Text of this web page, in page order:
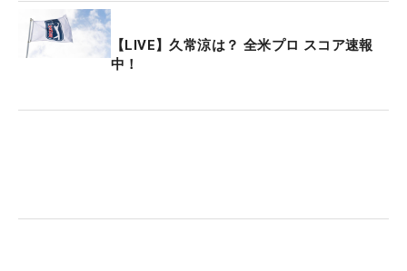
【LIVE】久常涼は？ 全米プロ スコア速報
中！